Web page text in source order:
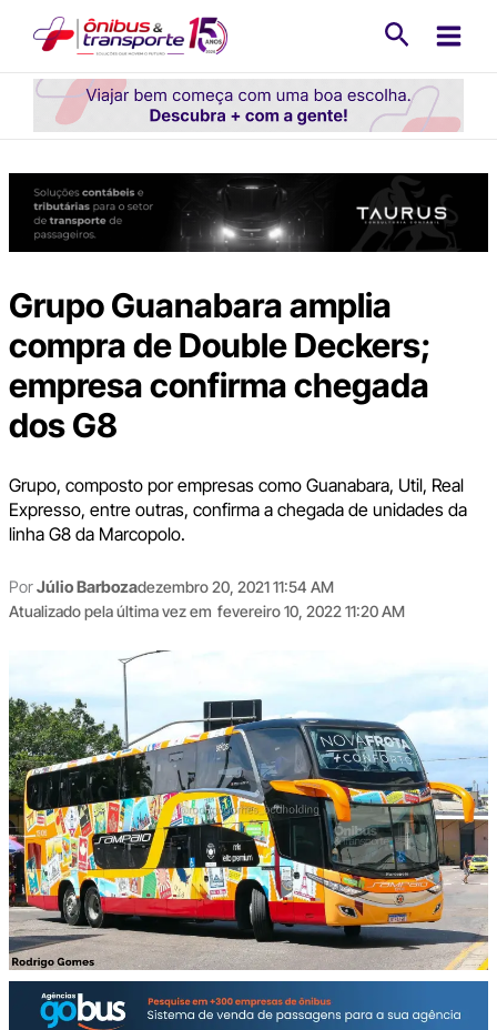
conteúdo
Grupo Guanabara amplia
compra de Double Deckers;
empresa confirma chegada
dos G8
Grupo, composto por empresas como Guanabara, Util, Real
Expresso, entre outras, confirma a chegada de unidades da
linha G8 da Marcopolo.
PorJúlio Barbozadezembro 20, 2021 11:54 AM
Atualizado pela última vez em fevereiro 10, 2022 11:20 AM